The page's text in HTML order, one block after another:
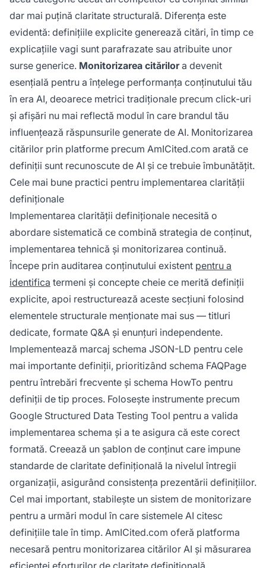
dar mai puțină claritate structurală. Diferența este
evidentă: definițiile explicite generează citări, în timp ce
explicațiile vagi sunt parafrazate sau atribuite unor
surse generice. Monitorizarea citărilora devenit
esențială pentru a înțelege performanța conținutului tău
în era AI, deoarece metrici tradiționale precum click-uri
și afișări nu mai reflectă modul în care brandul tău
influențează răspunsurile generate de AI. Monitorizarea
citărilor prin platforme precum AmICited.com arată ce
definiții sunt recunoscute de AI și ce trebuie îmbunătățit.
Cele mai bune practici pentru implementarea clarității
definiționale
Implementarea clarității definiționale necesită o
abordare sistematică ce combină strategia de conținut,
implementarea tehnică și monitorizarea continuă.
Începe prin auditarea conținutului existent pentru a
identifica termeni și concepte cheie ce merită definiții
explicite, apoi restructurează aceste secțiuni folosind
elementele structurale menționate mai sus — titluri
dedicate, formate Q&A și enunțuri independente.
Implementează marcaj schema JSON-LD pentru cele
mai importante definiții, prioritizând schema FAQPage
pentru întrebări frecvente și schema HowTo pentru
definiții de tip proces. Folosește instrumente precum
Google Structured Data Testing Tool pentru a valida
implementarea schema și a te asigura că este corect
formată. Creează un șablon de conținut care impune
standarde de claritate definițională la nivelul întregii
organizații, asigurând consistența prezentării definițiilor.
Cel mai important, stabilește un sistem de monitorizare
pentru a urmări modul în care sistemele AI citesc
definițiile tale în timp. AmICited.com oferă platforma
necesară pentru monitorizarea citărilor AI și măsurarea
eficienței eforturilor de claritate definițională,